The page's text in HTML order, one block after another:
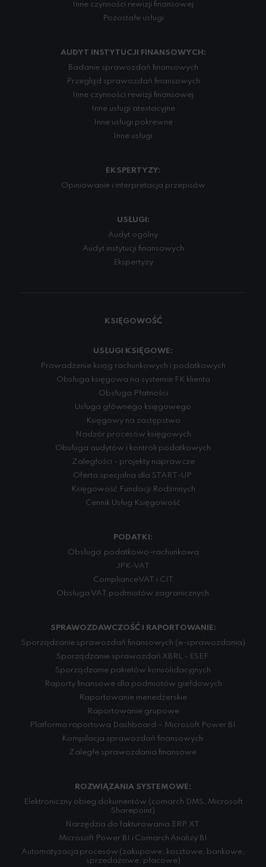
Inne czynności rewizji finansowej
Pozostałe usługi
AUDYT INSTYTUCJI FINANSOWYCH:
Badanie sprawozdań finansowych
Przegląd sprawozdań finansowych
Inne czynności rewizji finansowej
Inne usługi atestacyjne
Inne usługi pokrewne
Inne usługi
EKSPERTYZY:
Opiniowanie i interpretacja przepisów
USŁUGI:
Audyt ogólny
Audyt instytucji finansowych
Ekspertyzy
KSIĘGOWOŚĆ
USŁUGI KSIĘGOWE:
Prowadzenie ksiąg rachunkowych i podatkowych
Obsługa księgowa na systemie FK klienta
Obsługa Płatności
Usługa głównego księgowego
Księgowy na zastępstwo
Nadzór procesów księgowych
Obsługa audytów i kontroli podatkowych
Zaległości - projekty naprawcze
Oferta specjalna dla START-UP
Księgowość Fundacji Rodzinnych
Cennik Usług Księgowość
PODATKI:
Obsługa podatkowo-rachunkowa
JPK-VAT
Compliance VAT i CIT
Obsługa VAT podmiotów zagranicznych
SPRAWOZDAWCZOŚĆ I RAPORTOWANIE:
Sporządzanie sprawozdań finansowych (e-sprawozdania)
Sporządzanie sprawozdań XBRL - ESEF
Sporządzanie pakietów konsolidacyjnych
Raporty finansowe dla podmiotów giełdowych
Raportowanie menedżerskie
Raportowanie grupowe
Platforma raportowa Dashboard – Microsoft Power BI
Kompilacja sprawozdań finansowych
Zaległe sprawozdania finansowe
ROZWIĄZANIA SYSTEMOWE:
Elektroniczny obieg dokumentów (comarch DMS, Microsoft
Sharepoint)
Narzędzia do fakturowania ERP XT
Microsoft Power BI i Comarch Analizy BI
Automatyzacja procesów (zakupowe, kosztowe, bankowe,
sprzedażowe, płacowe)